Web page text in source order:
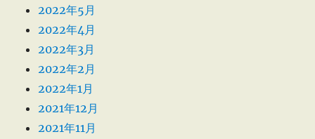
2022年5月
2022年4月
2022年3月
2022年2月
2022年1月
2021年12月
2021年11月